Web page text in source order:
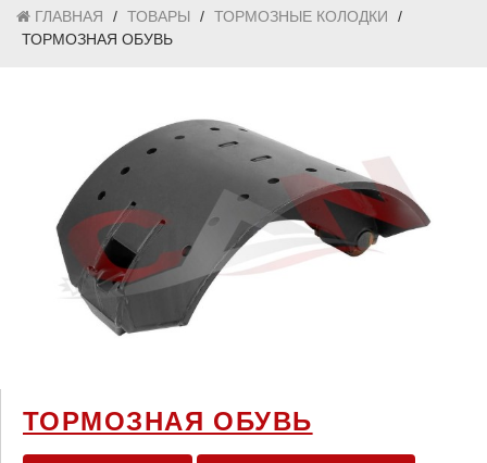
ГЛАВНАЯ / ТОВАРЫ / ТОРМОЗНЫЕ КОЛОДКИ
/
ТОРМОЗНАЯ ОБУВЬ
ТОРМОЗНАЯ ОБУВЬ